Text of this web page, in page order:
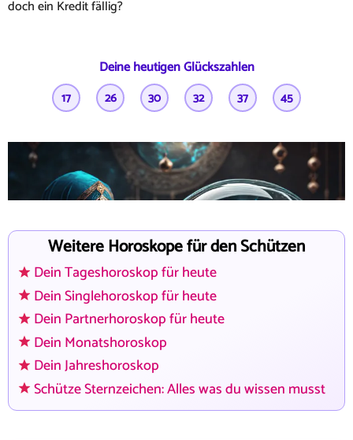
doch ein Kredit fällig?
Deine heutigen Glückszahlen
17 26 30 32 37 45
Wenn du nachts wach liegst...
Wir sind da. Mit Klarheit. Mit Herz.
Weitere Horoskope für den Schützen
Dein Tageshoroskop für heute
Dein Singlehoroskop für heute
Dein Partnerhoroskop für heute
Dein Monatshoroskop
Dein Jahreshoroskop
Schütze Sternzeichen: Alles was du wissen musst